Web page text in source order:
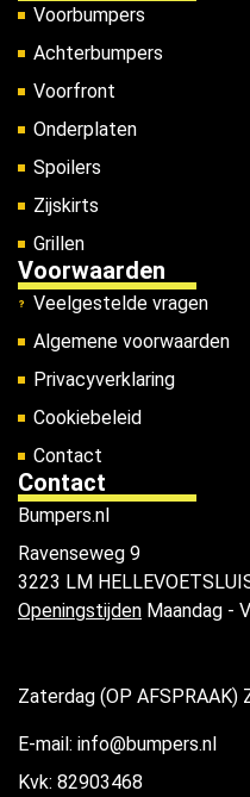
Voorbumpers
Achterbumpers
Voorfront
Onderplaten
Spoilers
Zijskirts
Grillen
Voorwaarden
Veelgestelde vragen
Algemene voorwaarden
Privacyverklaring
Cookiebeleid
Contact
Contact
Bumpers.nl
Ravenseweg 9
3223 LM
Openingstijden Maandag -
Zaterdag (OP AFSPRAAK)
E-mail: info@bumpers.nl
Kvk: 82903468